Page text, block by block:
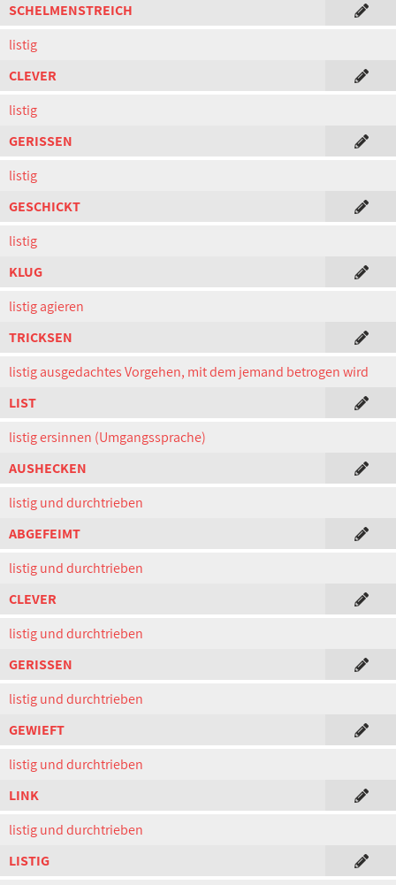
SCHELMENSTREICH
listig
CLEVER
listig
GERISSEN
listig
GESCHICKT
listig
KLUG
listig agieren
TRICKSEN
listig ausgedachtes Vorgehen, mit dem jemand betrogen wird
LIST
listig ersinnen (Umgangssprache)
AUSHECKEN
listig und durchtrieben
ABGEFEIMT
listig und durchtrieben
CLEVER
listig und durchtrieben
GERISSEN
listig und durchtrieben
GEWIEFT
listig und durchtrieben
LINK
listig und durchtrieben
LISTIG